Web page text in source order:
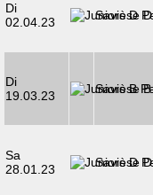
Di
02.04.23
Savièse D
Di
19.03.23
Savièse B
Sa
28.01.23
Savièse D